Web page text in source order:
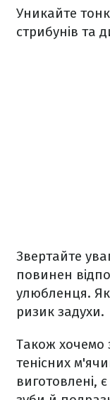
Уникайте
стрибунів та
Звертайте
повинен
улюбленця.
ризик задухи.
Також хочемо
тенісних
виготовлені,